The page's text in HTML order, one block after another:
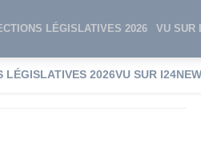
LÉGISLATIVES 2026 VU SUR
LÉGISLATIVES 2026VU SUR